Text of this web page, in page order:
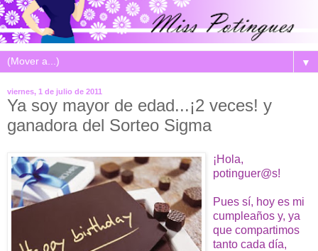
▼
viernes, 1 de julio de 2011
Ya soy mayor de edad...¡2 veces! y
ganadora del Sorteo Sigma
¡Hola,
potinguer@s!
Pues sí, hoy es mi
cumpleaños y, ya
que compartimos
tanto cada día,